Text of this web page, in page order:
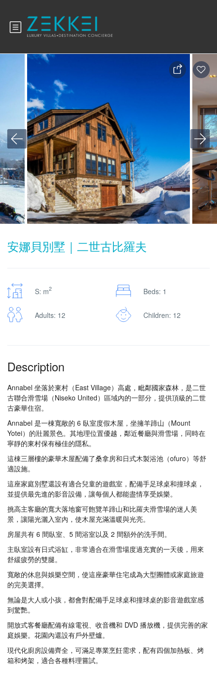
安娜貝別墅｜二世古比羅夫
S: m2 Beds: 1
Adults: 12 Children: 12
Description
Annabel 坐落於東村（East Village）高處，毗鄰國家森林，是二世
古聯合滑雪場（Niseko United）區域內的一部分，提供頂級的二世
古豪華住宿。
Annabel 是一棟寬敞的 6 臥室度假木屋，坐擁羊蹄山（Mount
Yotei）的壯麗景色。其地理位置優越，鄰近餐廳與滑雪場，同時在
寧靜的東村保有極佳的隱私。
這棟三層樓的豪華木屋配備了桑拿房和日式木製浴池（ofuro）等舒
適設施。
這座家庭別墅還設有適合兒童的遊戲室，配備手足球桌和撞球桌，
並提供最先進的影音設備，讓每個人都能盡情享受娛樂。
挑高主客廳的寬大落地窗可飽覽羊蹄山和比羅夫滑雪場的迷人美
景，讓陽光灑入室內，使木屋充滿溫暖與光亮。
房屋共有 6 間臥室、5 間浴室以及 2 間額外的洗手間。
主臥室設有日式浴缸，非常適合在滑雪場度過充實的一天後，用來
舒緩疲勞的雙腿。
寬敞的休息與娛樂空間，使這座豪華住宅成為大型團體或家庭旅遊
的完美選擇。
無論是大人或小孩，都會對配備手足球桌和撞球桌的影音遊戲室感
到驚艷。
開放式客餐廳配備有線電視、收音機和 DVD 播放機，提供完善的家
庭娛樂。花園內還設有戶外壁爐。
現代化廚房設備齊全，可滿足專業烹飪需求，配有四個加熱板、烤
箱和烤架，適合各種料理嘗試。